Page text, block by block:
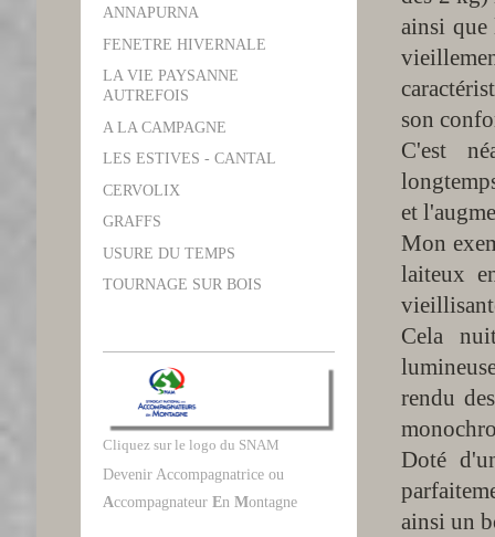
ainsi que
son
C'est
et
Mon
laiteux
Cela
rendu
Doté
ainsi un
ANNAPURNA
FENETRE HIVERNALE
LA VIE PAYSANNE
AUTREFOIS
A LA CAMPAGNE
LES ESTIVES - CANTAL
CERVOLIX
GRAFFS
USURE DU TEMPS
TOURNAGE SUR BOIS
Cliquez sur le logo du SNAM
Devenir Accompagnatrice ou
Accompagnateur En Montagne